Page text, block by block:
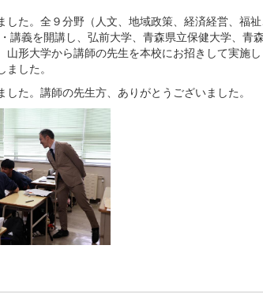
た。全９分野（人文、地域政策、経済経営、福
義を開講し、弘前大学、青森県立保健大学、青
形大学から講師の先生を本校にお招きして実施
した。
た。講師の先生方、ありがとうございました。